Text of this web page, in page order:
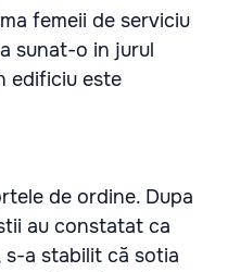
femeii de serviciu
sunat-o in jurul
edificiu este
de ordine. Dupa
au constatat ca
s-a stabilit că sotia